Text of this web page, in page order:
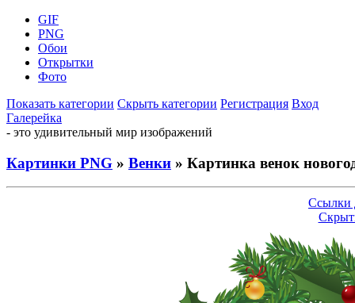
GIF
PNG
Обои
Открытки
Фото
Показать категории Скрыть категории Регистрация Вход
Галерейка
- это удивительный мир изображений
Картинки PNG » Венки » Картинка венок
Ссылки